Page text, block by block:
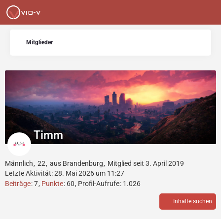
Mitglieder
Timm
Männlich 22 aus Brandenburg
Mitglied seit 3. April 2019
Letzte Aktivität:28. Mai 2026 um 11:27
Beiträge 7 Punkte 60 Profil-Aufrufe 1.026
Inhalte suchen